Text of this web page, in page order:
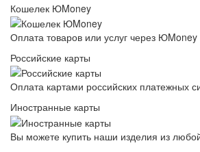
Кошелек ЮMoney
Оплата товаров или услуг через ЮMoney
Российские карты
Оплата картами российских платежных
Иностранные карты
Вы можете купить наши изделия из